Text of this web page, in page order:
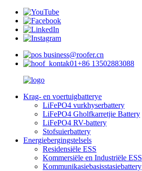
business@roofer.cn
+86 13502883088
Krag- en voertuigbatterye
LiFePO4 vurkhyserbattery
LiFePO4 Gholfkarretjie Battery
LiFePO4 RV-battery
Stofsuierbattery
Energiebergingstelsels
Residensiële ESS
Kommersiële en Industriële ESS
Kommunikasiebasisstasiebattery